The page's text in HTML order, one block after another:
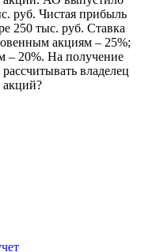
руб. Чистая прибыль
250 тыс. руб. Ставка
акциям – 25%;
– 20%. На получение
владелец